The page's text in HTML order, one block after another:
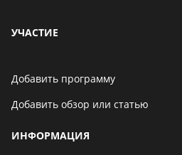
УЧАСТИЕ
Добавить программу
Добавить обзор или статью
ИНФОРМАЦИЯ